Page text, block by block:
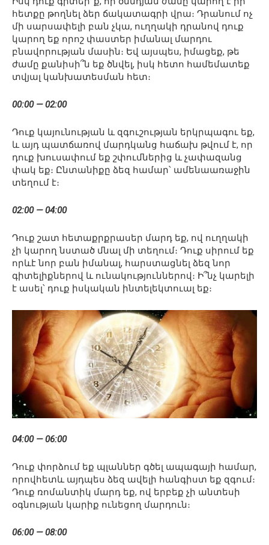
հետքը թողնել ձեր ճակատագրի վրա։ Դրանում ոչ
մի սարսափելի բան չկա, ուղղակի դրանով դուք
կարող եք որոշ փաստեր իմանալ մարդու
բնավորության մասին։ Եվ այսպես, իմացեք, թե
ժամը քանիսի՞ն եք ծնվել, իսկ հետո համեմատեք
տվյալ կանխատեսման հետ։
00:00 — 02:00
Դուք կայունության և զգուշության երկրպագու եք,
և այդ պատճառով մարդկանց հաճախ թվում է, որ
դուք խուսափում եք շփումներից և չափազանց
փակ եք։ Ընտանիքը ձեզ համար՝ ամենաառաջին
տեղում է։
02:00 — 04:00
Դուք շատ հետաքրքրասեր մարդ եք, ով ուղղակի
չի կարող նստած մնալ մի տեղում։ Դուք սիրում եք
որևէ նոր բան իմանալ, հարստացնել ձեզ նոր
գիտելիքներով և ունակություններով։ Ի՞նչ կարելի
է ասել՝ դուք իսկական ինտելեկտուալ եք։
04:00 — 06:00
Դուք փորձում եք պլաններ գծել ապագայի համար,
որովհետև այդպես ձեզ ավելի հանգիստ եք զգում։
Դուք ռոմանտիկ մարդ եք, ով երբեք չի անտեսի
օգնության կարիք ունեցող մարդուն։
06:00 — 08:00